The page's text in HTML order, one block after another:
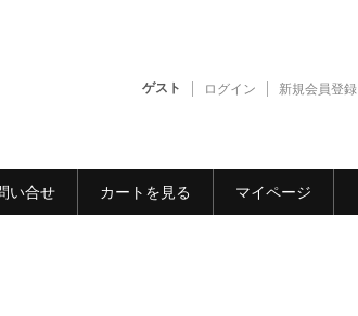
ゲスト ログイン 新規会員登録
い合せ カートを見る マイページ